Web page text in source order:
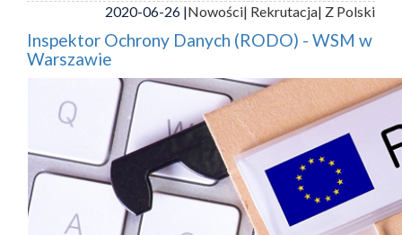
2020-06-26 |Nowości| Rekrutacja| Z Polski
Inspektor Ochrony Danych (RODO) - WSM w
Warszawie